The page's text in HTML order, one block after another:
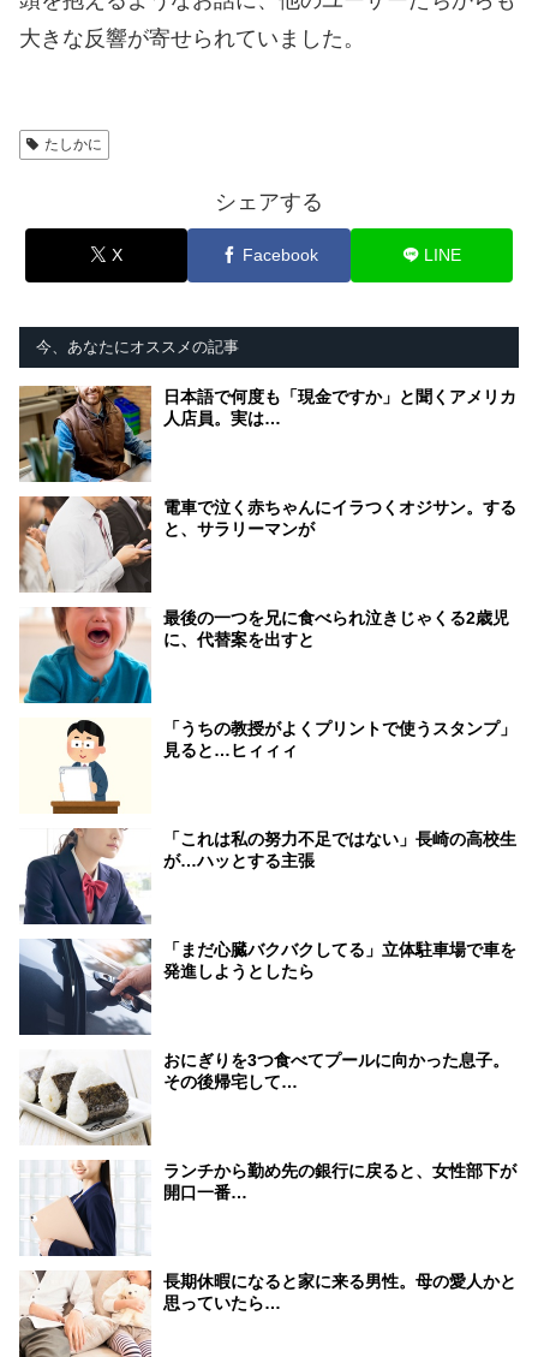
大きな反響が寄せられていました。
たしかに
シェアする
X Facebook LINE
今、あなたにオススメの記事
日本語で何度も「現金ですか」と聞くアメリカ
人店員。実は…
電車で泣く赤ちゃんにイラつくオジサン。する
と、サラリーマンが
最後の一つを兄に食べられ泣きじゃくる2歳児
に、代替案を出すと
「うちの教授がよくプリントで使うスタンプ」
見ると…ヒィィィ
「これは私の努力不足ではない」長崎の高校生
が…ハッとする主張
「まだ心臓バクバクしてる」立体駐車場で車を
発進しようとしたら
おにぎりを3つ食べてプールに向かった息子。
その後帰宅して…
ランチから勤め先の銀行に戻ると、女性部下が
開口一番…
長期休暇になると家に来る男性。母の愛人かと
思っていたら…